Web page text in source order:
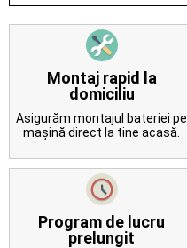
Contact
Montaj rapid la
domiciliu
Asigurăm montajul bateriei pe
mașină direct la tine acasă.
Program de lucru
prelungit